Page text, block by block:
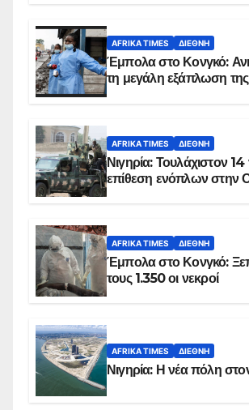
AFRIKA TIMES ΔΙΕΘΝΉ
Έμπολα στο Κονγκό:
τη μεγάλη εξάπλωση της
AFRIKA TIMES ΔΙΕΘΝΉ
Νιγηρία: Τουλάχιστον
επίθεση ενόπλων στην
AFRIKA TIMES ΔΙΕΘΝΉ
Έμπολα στο Κονγκό:
τους 1.350 οι νεκροί
AFRIKA TIMES ΔΙΕΘΝΉ
Νιγηρία: Η νέα πόλη